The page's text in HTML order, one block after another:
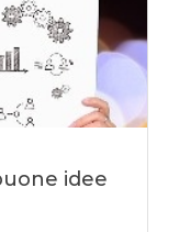
idee